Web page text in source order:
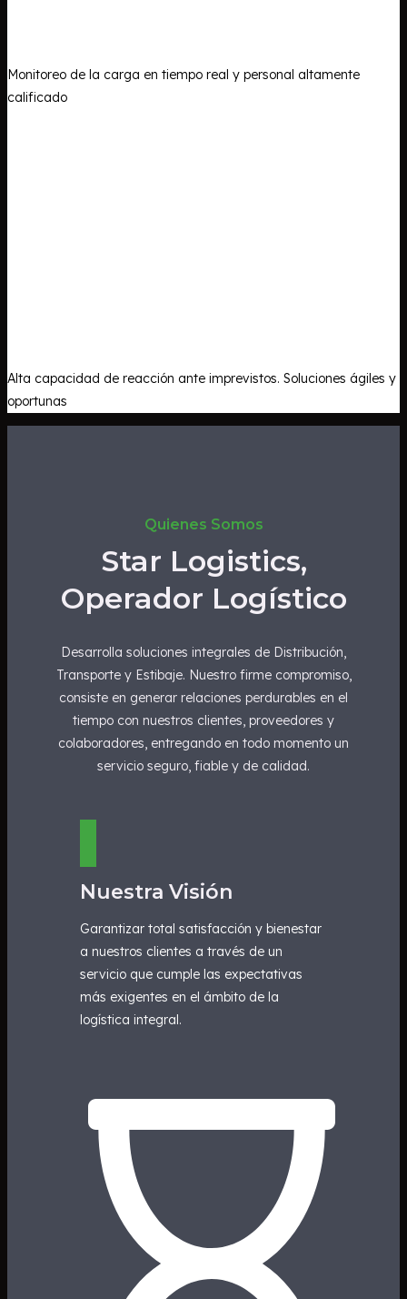
Monitoreo de la carga en tiempo real y personal altamente
calificado
Alta capacidad de reacción ante imprevistos. Soluciones ágiles y
oportunas
Quienes Somos
Star Logistics,
Operador Logístico
Desarrolla soluciones integrales de Distribución,
Transporte y Estibaje. Nuestro firme compromiso,
consiste en generar relaciones perdurables en el
tiempo con nuestros clientes, proveedores y
colaboradores, entregando en todo momento un
servicio seguro, fiable y de calidad.
Nuestra Visión
Garantizar total satisfacción y bienestar
a nuestros clientes a través de un
servicio que cumple las expectativas
más exigentes en el ámbito de la
logística integral.